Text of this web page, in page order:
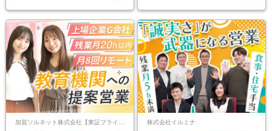
株式会社イルミナ